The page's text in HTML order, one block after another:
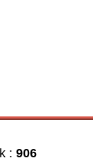
:906